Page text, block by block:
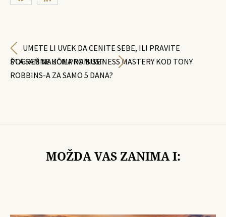
UMETE LI UVEK DA CENITE SEBE, ILI PRAVITE
POGREŠNE KOMPROMISE?
ŠTA SAM NAUČILA NA BUSINESS MASTERY KOD TONY
ROBBINS-A ZA SAMO 5 DANA?
MOŽDA VAS ZANIMA I: